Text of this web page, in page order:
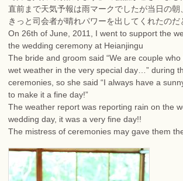
直前まで天気予報は雨マークでしたが当日の朝
きっと司会者が晴れパワーを出してくれたのだ
On 26th of June, 2011, I went to support the
the wedding ceremony at Heianjingu
The bride and groom said “We are couple
wet weather in the very special day…” during
ceremonies, so she said “I always have a
to make it a fine day!”
The weather report was reporting rain on the
wedding day, it was a very fine day!!
The mistress of ceremonies may gave them